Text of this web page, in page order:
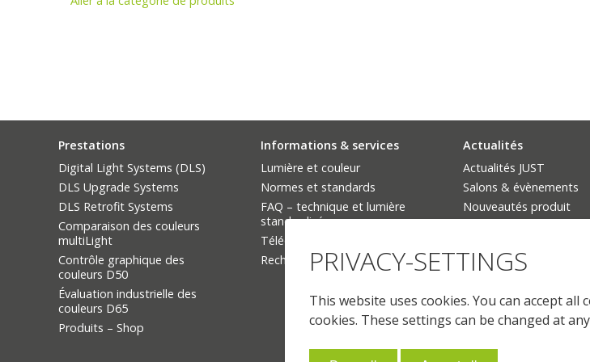
Prestations
Digital Light Systems (DLS)
DLS Upgrade Systems
DLS Retrofit Systems
Comparaison des couleurs
multiLight
Contrôle graphique des
couleurs D50
Évaluation industrielle des
couleurs D65
Produits – Shop
Informations & services
Lumière et couleur
Normes et standards
FAQ – technique et lumière
standardisée
Téléchargements
Rechercher un produit
Actualités
Actualités JUST
Salons & évènements
Nouveautés produit
PRIVACY-SETTINGS
This website uses cookies. You can accept all
cookies. These settings can be changed at